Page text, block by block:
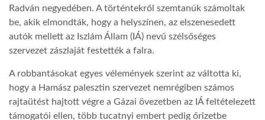
Radván negyedében. A történtekről szemtanúk számoltak
be, akik elmondták, hogy a helyszínen, az elszenesedett
autók mellett az Iszlám Állam (IÁ) nevű szélsőséges
szervezet zászlaját festették a falra.
A robbantásokat egyes vélemények szerint az váltotta ki,
hogy a Hamász palesztin szervezet nemrégiben számos
rajtaütést hajtott végre a Gázai övezetben az IÁ feltételezett
támogatói ellen, több tucatnyi embert pedig őrizetbe